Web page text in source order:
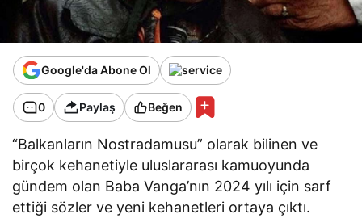
Google'da Abone Ol
0 Paylaş Beğen
“Balkanların Nostradamusu” olarak bilinen ve
birçok kehanetiyle uluslararası kamuoyunda
gündem olan Baba Vanga’nın 2024 yılı için sarf
ettiği sözler ve yeni kehanetleri ortaya çıktı.